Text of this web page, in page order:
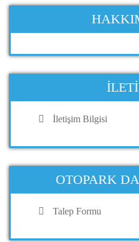
İletişim Bilgisi
OTOPARK
Talep Formu